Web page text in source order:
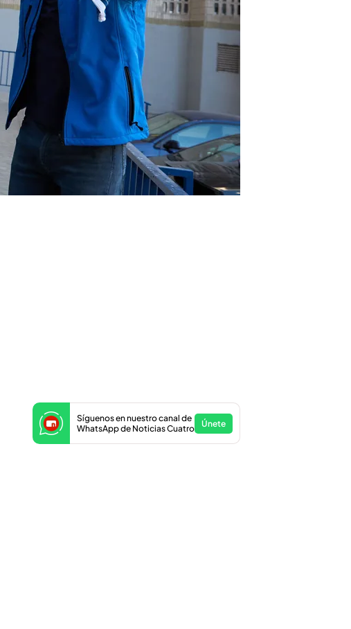
Síguenos en nuestro canal de
WhatsApp de Noticias Cuatro
Únete